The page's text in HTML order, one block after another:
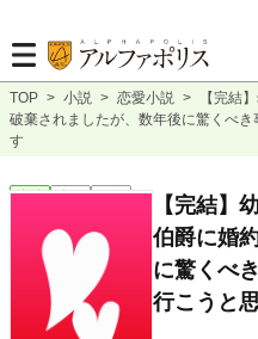
TOP > 小説 > 恋愛小説 >
【完結
破棄されましたが、数年後に驚くべ
す
恋愛 完結 長編
【完結】
伯爵に婚
に驚くべ
行こうと